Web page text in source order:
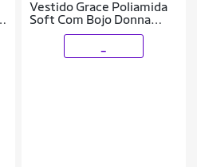
Vestido Grace Poliamida
Soft Com Bojo Donna
Carioca